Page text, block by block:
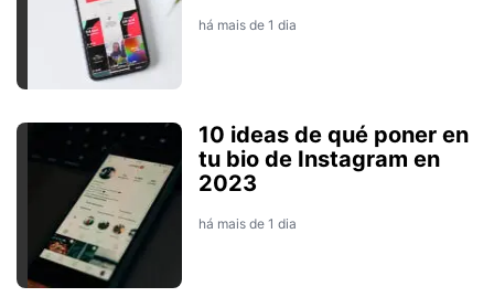
há mais de 1 dia
10 ideas de qué poner en
tu bio de Instagram en
2023
há mais de 1 dia